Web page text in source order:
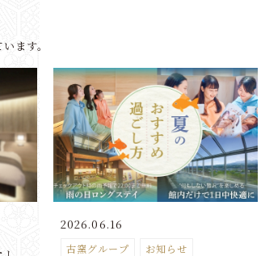
ます。
2026.06.16
古窯グループ お知らせ